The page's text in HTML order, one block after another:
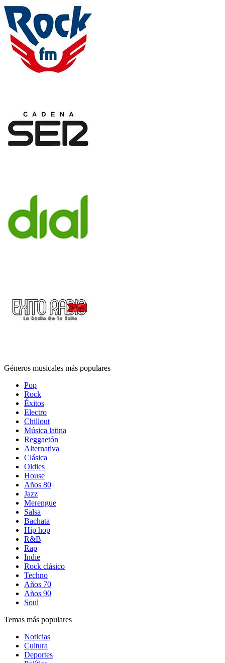
Géneros musicales más populares
Pop
Rock
Éxitos
Electro
Chillout
Música latina
Reggaetón
Alternativa
Clásica
Oldies
House
Años 80
Jazz
Merengue
Salsa
Bachata
Hip hop
R&B
Rap
Indie
Rock clásico
Techno
Años 70
Años 90
Soul
Temas más populares
Noticias
Cultura
Deportes